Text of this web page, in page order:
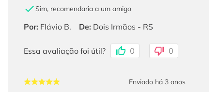
Sim, recomendaria a um amigo
Por: Flávio B. De: Dois Irmãos - RS
Essa avaliação foi útil? 0 0
Enviado há 3 anos